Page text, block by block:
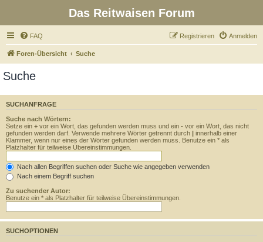
Das Reitwaisen Forum
FAQ Anmelden
Registrieren
Foren-Übersicht Suche
Suche
SUCHANFRAGE
Suche nach Wörtern:
Setze ein + vor ein Wort, das gefunden werden muss und ein - vor ein Wort, das nicht
gefunden werden darf. Verwende mehrere Wörter getrennt durch | innerhalb einer
Klammer, wenn nur eines der Wörter gefunden werden muss. Benutze ein * als
Platzhalter für teilweise Übereinstimmungen.
Nach allen Begriffen suchen oder Suche wie angegeben verwenden
Nach einem Begriff suchen
Zu suchender Autor:
Benutze ein * als Platzhalter für teilweise Übereinstimmungen.
SUCHOPTIONEN